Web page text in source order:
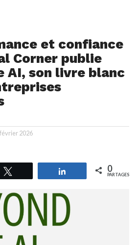
et confiance
Corner publie
AI, son livre blanc
2026
Partagez 0
PARTAGES